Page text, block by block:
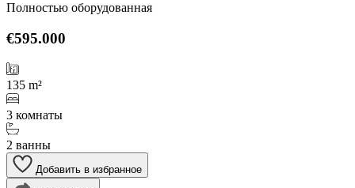
Полностью оборудованная
€595.000
135 m²
3 комнаты
2 ванны
Добавить в избранное